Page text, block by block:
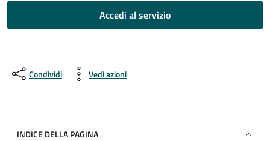
Accedi al servizio
Condividi Vedi azioni
INDICE DELLA PAGINA